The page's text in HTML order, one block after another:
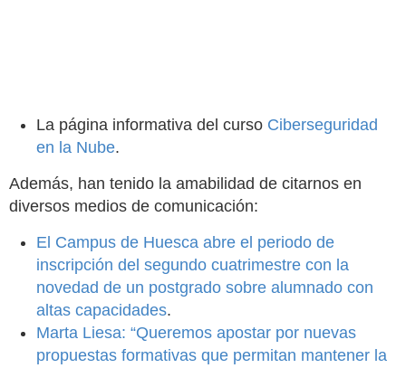
La página informativa del curso Ciberseguridad
en la Nube.
Además, han tenido la amabilidad de citarnos en
diversos medios de comunicación:
El Campus de Huesca abre el periodo de
inscripción del segundo cuatrimestre con la
novedad de un postgrado sobre alumnado con
altas capacidades.
Marta Liesa: “Queremos apostar por nuevas
propuestas formativas que permitan mantener la